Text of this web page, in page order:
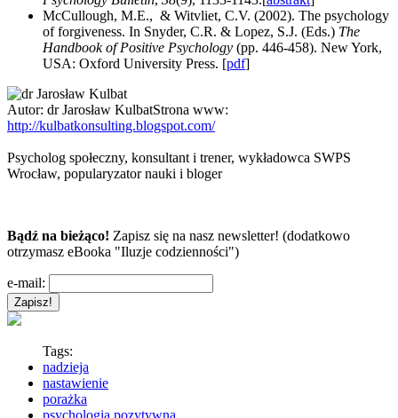
McCullough, M.E., & Witvliet, C.V. (2002). The psychology
of forgiveness. In Snyder, C.R. & Lopez, S.J. (Eds.) The
Handbook of Positive Psychology (pp. 446-458). New York,
USA: Oxford University Press. [pdf]
Autor: dr Jarosław KulbatStrona www:
http://kulbatkonsulting.blogspot.com/
Psycholog społeczny, konsultant i trener, wykładowca SWPS
Wrocław, popularyzator nauki i bloger
Bądź na bieżąco! Zapisz się na nasz newsletter! (dodatkowo
otrzymasz eBooka "Iluzje codzienności")
e-mail:
Tags:
nadzieja
nastawienie
porażka